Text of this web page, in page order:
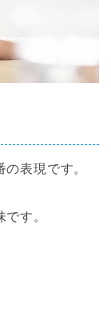
表現です。
す。